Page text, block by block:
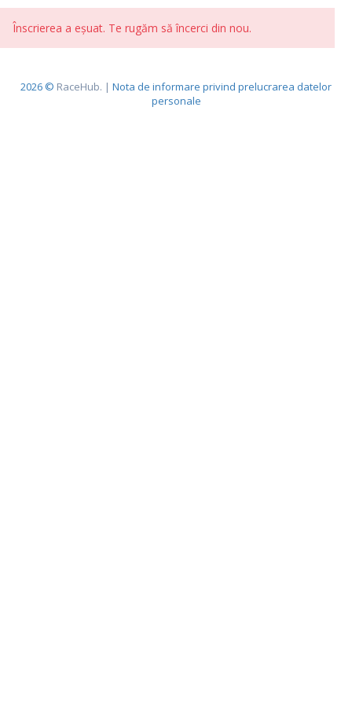
Înscrierea a eșuat. Te rugăm să încerci din nou.
2026 © RaceHub. | Nota de informare privind prelucrarea datelor
personale